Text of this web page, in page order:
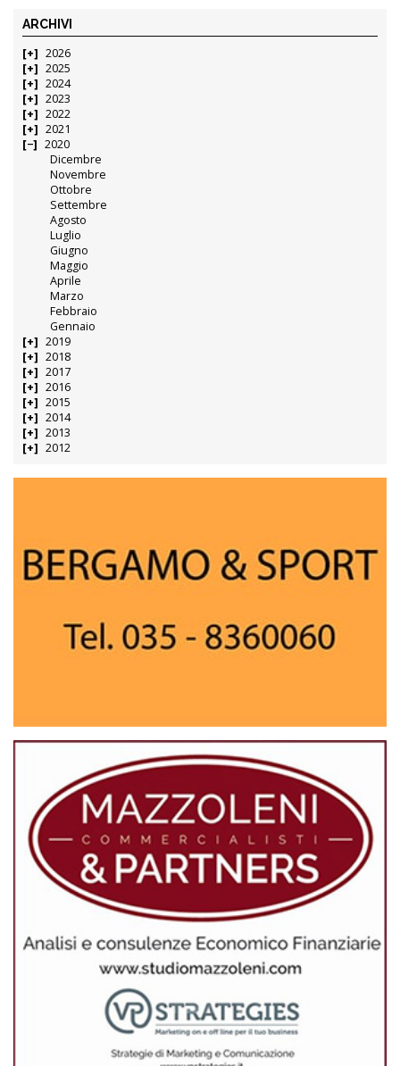
ARCHIVI
2026
2025
2024
2023
2022
2021
2020
Dicembre
Novembre
Ottobre
Settembre
Agosto
Luglio
Giugno
Maggio
Aprile
Marzo
Febbraio
Gennaio
2019
2018
2017
2016
2015
2014
2013
2012